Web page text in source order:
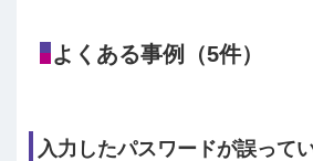
よくある事例（5件）
入力したパスワードが誤って